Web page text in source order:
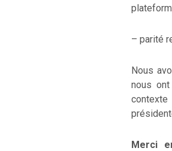
– parité
Nous
nous
Merci